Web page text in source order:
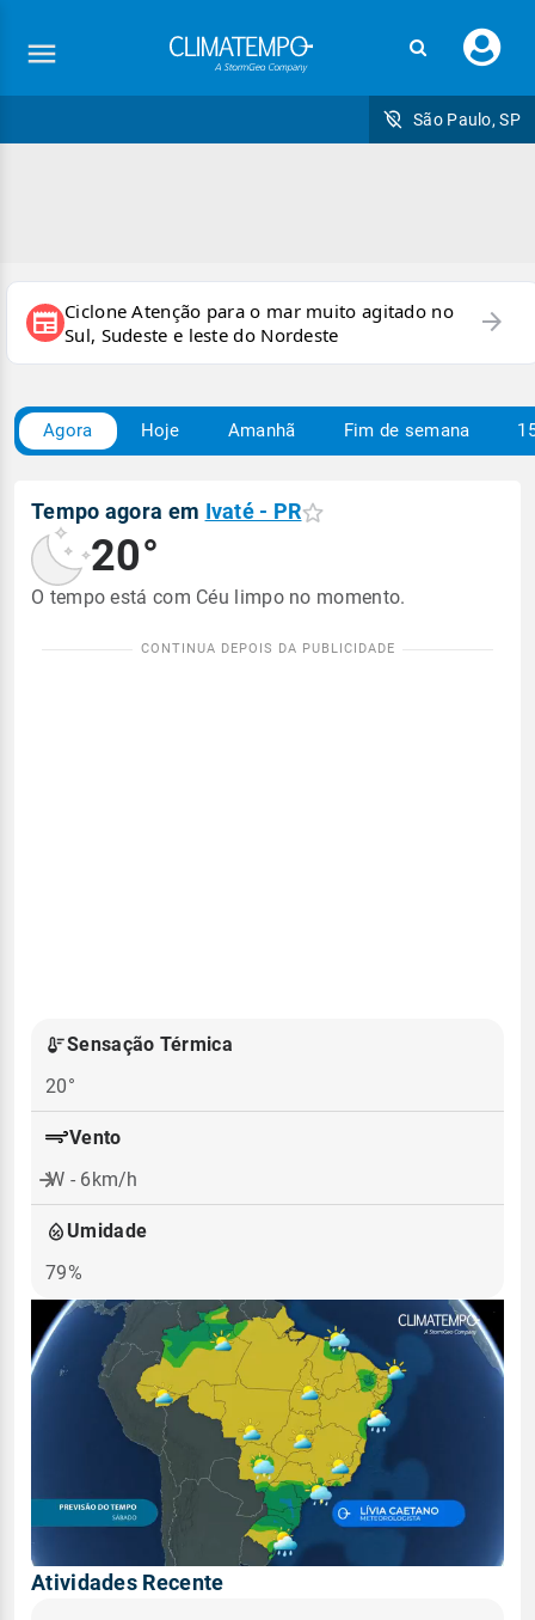
seu
São Paulo, SP
newspaper Ciclone Atenção para o mar muito agitado no
Sul, Sudeste e leste do Nordeste
arrow_forward
Agora Hoje Amanhã Fim de semana
Tempo agora em Ivaté - PR
20°
O tempo está com Céu limpo no momento.
Sensação Térmica
20°
Vento
W - 6km/h
Umidade
79%
Atividades Recente